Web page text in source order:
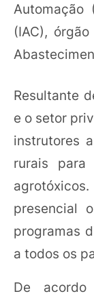
Automação
(IAC),
Resultante
e o setor
instrutores
rurais
presencial
programas
a todos os
De